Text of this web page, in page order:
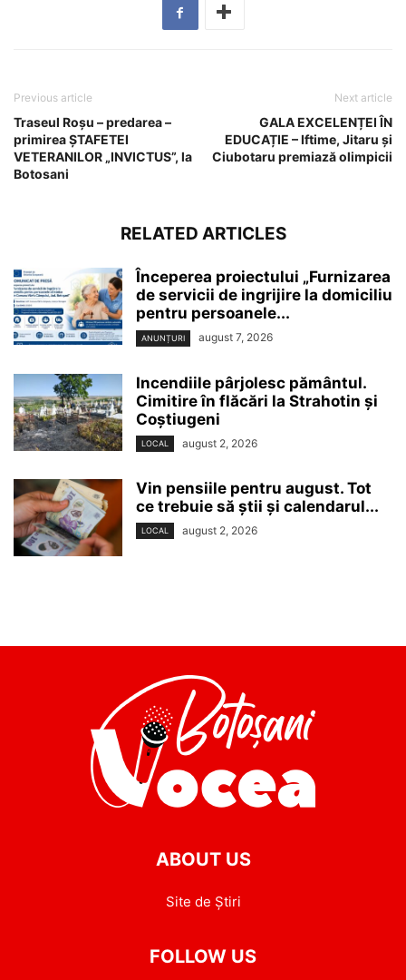
Previous article
Traseul Roșu – predarea –
primirea ȘTAFETEI
VETERANILOR „INVICTUS”, la
Botosani
Next article
GALA EXCELENȚEI ÎN
EDUCAȚIE – Iftime, Jitaru și
Ciubotaru premiază olimpicii
RELATED ARTICLES
Începerea proiectului „Furnizarea
de servicii de ingrijire la domiciliu
pentru persoanele...
ANUNȚURI august 7, 2026
Incendiile pârjolesc pământul.
Cimitire în flăcări la Strahotin și
Coștiugeni
LOCAL august 2, 2026
Vin pensiile pentru august. Tot
ce trebuie să știi și calendarul...
LOCAL august 2, 2026
ABOUT US
Site de Știri
FOLLOW US